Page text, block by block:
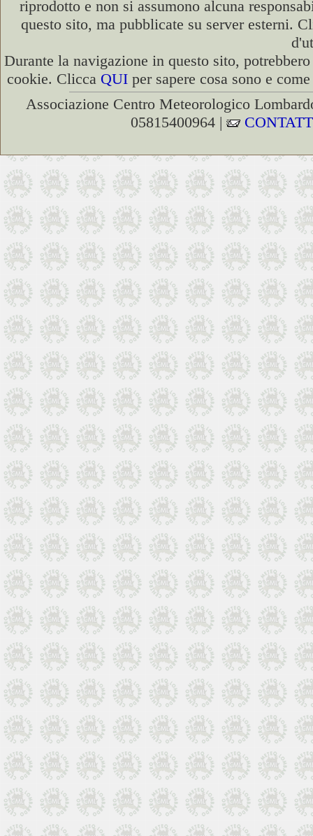
riprodotto e non si assumono alcuna
questo sito, ma pubblicate su server esterni.
Durante la navigazione in questo sito,
cookie. Clicca QUI per sapere cosa sono e
Associazione Centro Meteorologico
05815400964 |